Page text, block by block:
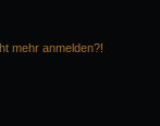
mehr anmelden?!